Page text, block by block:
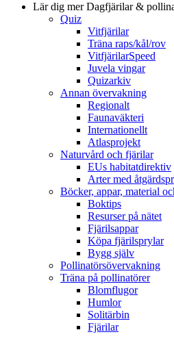
Lär dig merDagfjärilar &
Quiz
Vitfjärilar
Träna raps/kål/rov
VitfjärilarSpeed
Juvela vingar
Quizarkiv
Annan övervakning
Regionalt
Faunaväkteri
Internationellt
Atlasprojekt
Naturvård och fjärilar
EUs habitatdirektiv
Arter med
Böcker, appar, material
Boktips
Resurser på nätet
Fjärilsappar
Köpa fjärilsprylar
Bygg själv
Pollinatörsövervakning
Träna på pollinatörer
Blomflugor
Humlor
Solitärbin
Fjärilar